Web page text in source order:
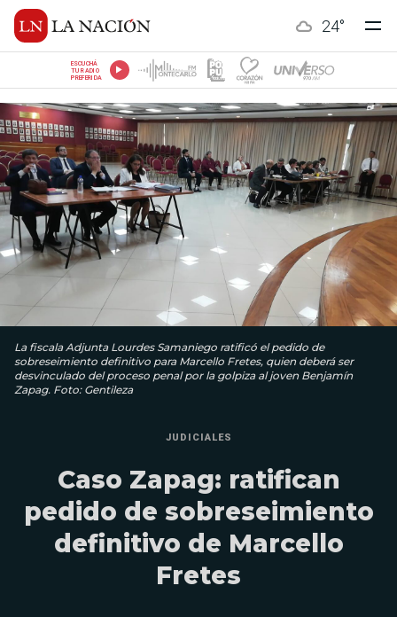
24°
ESCUCHÁ
TU RADIO
PREFERIDA
La fiscala Adjunta Lourdes Samaniego ratificó el pedido de
sobreseimiento definitivo para Marcello Fretes, quien deberá ser
desvinculado del proceso penal por la golpiza al joven Benjamín
Zapag. Foto: Gentileza
JUDICIALES
Caso Zapag: ratifican
pedido de sobreseimiento
definitivo de Marcello
Fretes